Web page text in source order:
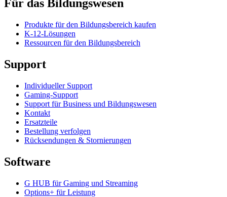
Für das Bildungswesen
Produkte für den Bildungsbereich kaufen
K-12-Lösungen
Ressourcen für den Bildungsbereich
Support
Individueller Support
Gaming-Support
Support für Business und Bildungswesen
Kontakt
Ersatzteile
Bestellung verfolgen
Rücksendungen & Stornierungen
Software
G HUB für Gaming und Streaming
Options+ für Leistung